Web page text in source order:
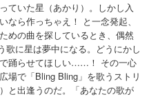
ていた星（あかり）。しかし入
ら作っちゃえ！ と一念発起、
めの曲を探しているとき、偶然
歌に星は夢中になる。どうにかし
踊らせてほしい……！ その一心
場で「Bling Bling」を歌うストリ
と出逢うのだ。「あなたの歌が